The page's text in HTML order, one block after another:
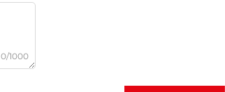
0/1000